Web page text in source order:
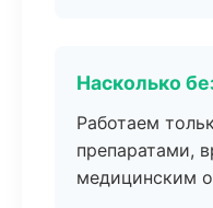
Насколько
Работаем
препаратами,
медицинским